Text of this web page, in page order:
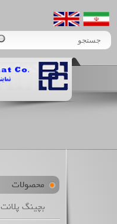
محصولات
بچینگ پلانت